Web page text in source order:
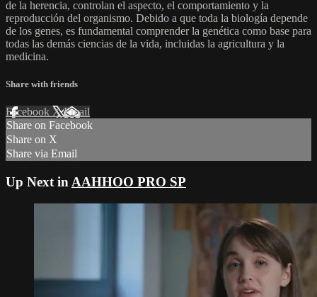
de la herencia, controlan el aspecto, el comportamiento y la
reproducción del organismo. Debido a que toda la biología depende
de los genes, es fundamental comprender la genética como base para
todas las demás ciencias de la vida, incluidas la agricultura y la
medicina.
Share with friends
Facebook XEmail
Share on Facebook
Share on X
Share via Email
Up Next in AAHHOO PRO SP